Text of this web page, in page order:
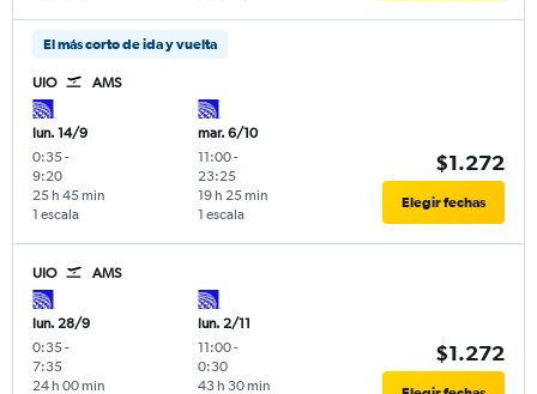
El más corto de ida y vuelta
UIO AMS
lun. 14/9
0:35-
9:20
1 escala
25 h 45 min
mar. 6/10
11:00-
23:25
1 escala
19 h 25 min
$1.272
Elegir fechas
UIO AMS
lun. 28/9
0:35-
7:35
24 h 00 min
lun. 2/11
11:00-
0:30
43 h 30 min
$1.272